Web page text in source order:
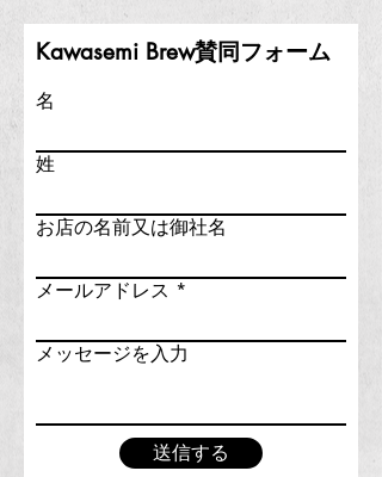
Kawasemi Brew賛同フォーム
名
姓
お店の名前又は御社名
メールアドレス
メッセージを入力
送信する